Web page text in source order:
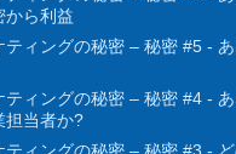
から利益
ティングの秘密 – 秘密 #5 -
ィングの秘密 – 秘密 #4 - あ
担当者か?